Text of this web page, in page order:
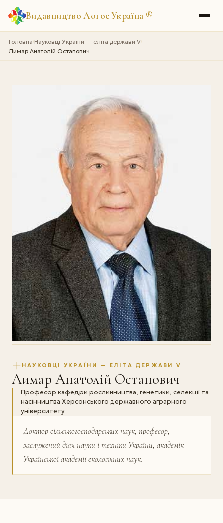
Видавництво Логос Україна ®
Головна›Науковці України — еліта держави V›
Лимар Анатолій Остапович
НАУКОВЦІ УКРАЇНИ — ЕЛІТА ДЕРЖАВИ V
Лимар Анатолій Остапович
Професор кафедри рослинництва, генетики, селекції та
насінництва Херсонського державного аграрного
університету
Доктор сільськогосподарських наук, професор,
заслужений діяч науки і техніки України, академік
Української академії екологічних наук.